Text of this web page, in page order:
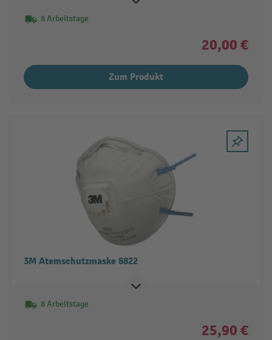
8 Arbeitstage
20,00 €
Zum Produkt
3M Atemschutzmaske 8822
8 Arbeitstage
25,90 €